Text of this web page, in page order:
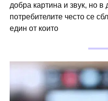
добра картина и звук, но в
потребителите често се
един от които